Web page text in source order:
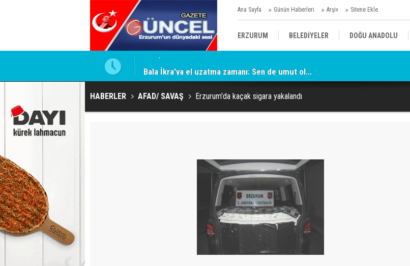
Ana Sayfa Günün Haberleri Arşiv Sitene Ekle
ERZURUM BELEDİYELER DOĞU ANADOLU
KÜLTÜR/SANAT//MAĞAZİN
Bala İkra'ya el uzatma zamanı: Sen de umut ol...
HABERLER AFAD/ SAVAŞ Erzurum'da kaçak sigara yakalandı